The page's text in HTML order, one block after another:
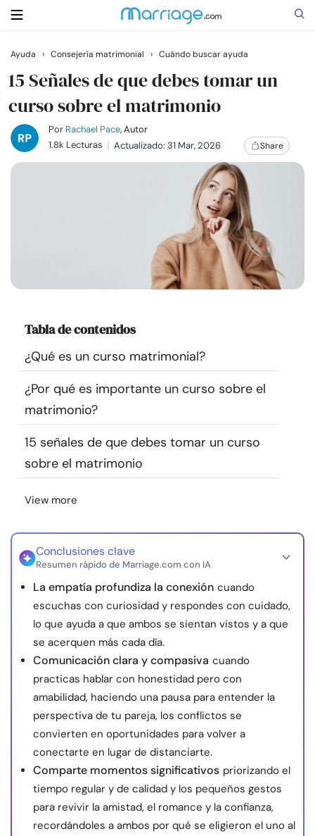
Buscar
Casarse
Relaciones
Cursos
Recursos
Comunidad
Encuentra un terapeuta
Idioma
Sobre nosotros
© Copyright 2026. Todos los derechos reservados.
Ayuda › Consejería matrimonial › Cuándo buscar ayuda
15 Señales de que debes tomar un
curso sobre el matrimonio
Por Rachael Pace, Autor
1.8k Lecturas
Actualizado: 31 Mar, 2026 Share
Tabla de contenidos
¿Qué es un curso matrimonial?
¿Por qué es importante un curso sobre el
matrimonio?
15 señales de que debes tomar un curso
sobre el matrimonio
View more
Conclusiones clave
Resumen rápido de Marriage.com con IA
La empatía profundiza la conexión cuando
escuchas con curiosidad y respondes con cuidado,
lo que ayuda a que ambos se sientan vistos y a que
se acerquen más cada día.
Comunicación clara y compasiva cuando
practicas hablar con honestidad pero con
amabilidad, haciendo una pausa para entender la
perspectiva de tu pareja, los conflictos se
convierten en oportunidades para volver a
conectarte en lugar de distanciarte.
Comparte momentos significativos priorizando el
tiempo regular y de calidad y los pequeños gestos
para revivir la amistad, el romance y la confianza,
recordándoles a ambos por qué se eligieron el uno al